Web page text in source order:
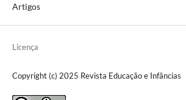
Artigos
Licença
Copyright (c) 2025 Revista Educação e Infâncias